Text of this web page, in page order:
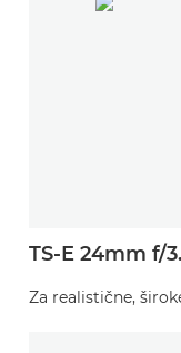
TS-E 24mm f/
Za realistične,